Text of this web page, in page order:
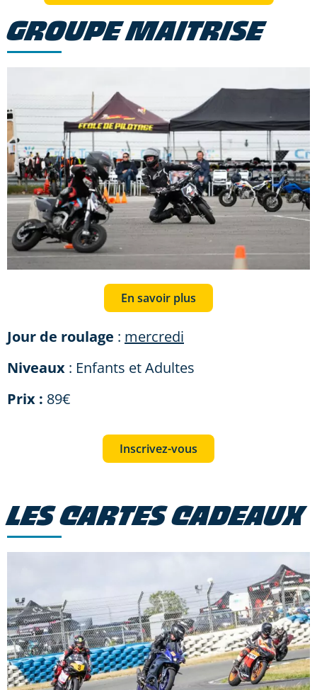
GROUPE MAITRISE
En savoir plus
Jour de roulage : mercredi
Niveaux : Enfants et Adultes
Prix : 89€
Inscrivez-vous
LES CARTES CADEAUX